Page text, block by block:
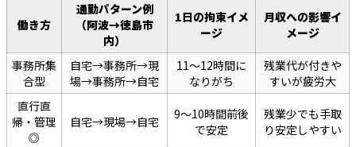
働き方
通勤パターン例
（阿波→徳島市
内）
1日の拘束イメ
ージ
月収への影響イ
メージ
事務所集
合型
自宅→事務所→現
場→事務所→自宅
11〜12時間に
なりがち
残業代が付きや
すいが疲労大
直行直
帰・管理
◎
自宅→現場→自宅
9〜10時間前後
で安定
残業少でも手取
り安定しやすい